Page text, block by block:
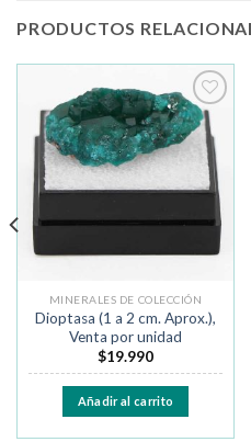
PRODUCTOS
Añadir
a la
lista de
deseos
MINERALES DE COLECCIÓN
Dioptasa (1 a 2 cm. Aprox.),
Venta por unidad
$19.990
Añadir al carrito